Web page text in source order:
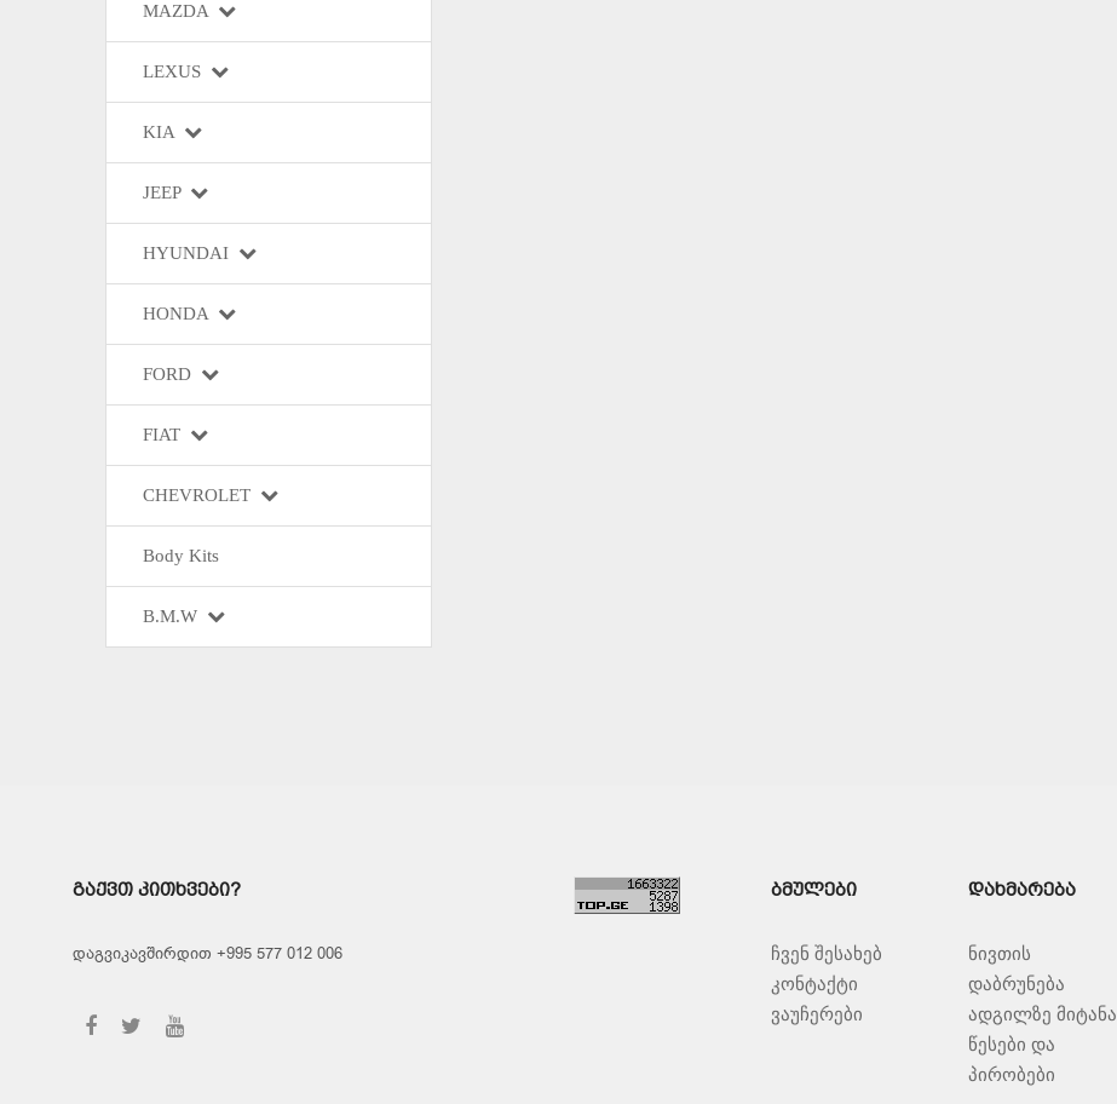
MAZDA
LEXUS
KIA
JEEP
HYUNDAI
HONDA
FORD
FIAT
CHEVROLET
Body Kits
B.M.W
ᲒᲐᲥᲕᲗ ᲙᲘᲗᲮᲕᲔᲑᲘ?
დაგვიკავშირდით +995 577 012 006
ᲑᲛᲣᲚᲔᲑᲘ
ჩვენ შესახებ
კონტაქტი
ვაუჩერები
ᲓᲐᲮᲛᲐᲠᲔᲑᲐ
ნივთის
დაბრუნება
ადგილზე მიტანა
წესები და
პირობები